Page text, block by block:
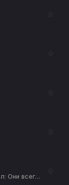
☆
☆
☆
☆
История Хуаны (Грандиозный финал: Они всегда были моей судьбой) (16+)
☆